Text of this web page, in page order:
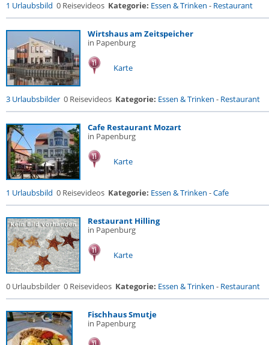
1 Urlaubsbild 0 Reisevideos Kategorie: Essen & Trinken - Restaurant
Wirtshaus am Zeitspeicher
in Papenburg
Karte
3 Urlaubsbilder 0 Reisevideos Kategorie: Essen & Trinken - Restaurant
Cafe Restaurant Mozart
in Papenburg
Karte
1 Urlaubsbild 0 Reisevideos Kategorie: Essen & Trinken -Cafe
Restaurant Hilling
in Papenburg
Karte
0 Urlaubsbilder 0 Reisevideos Kategorie: Essen & Trinken - Restaurant
Fischhaus Smutje
in Papenburg